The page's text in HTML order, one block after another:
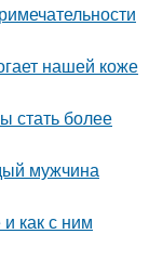
нашей коже
стать более
мужчина
как с ним